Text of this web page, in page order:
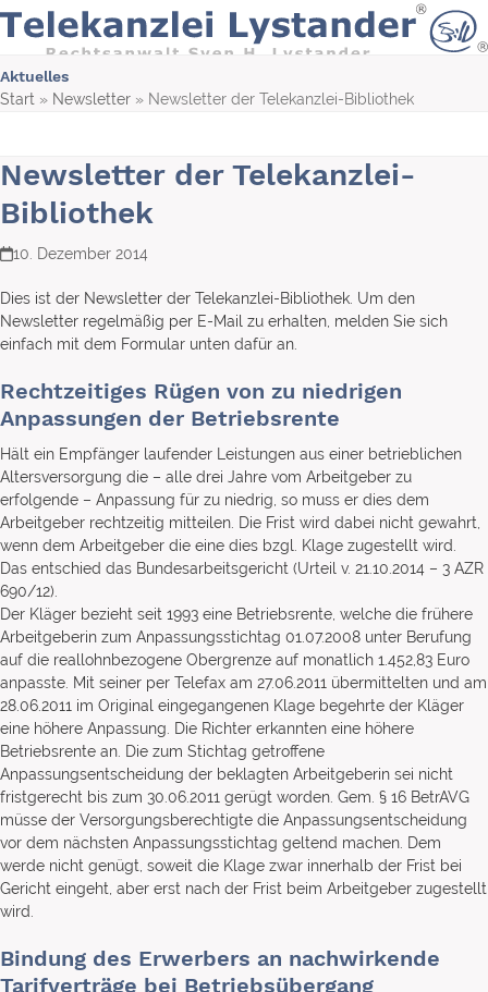
Skip
content
Aktuelles
Start » Newsletter » Newsletter der Telekanzlei-Bibliothek
Newsletter der Telekanzlei-
Bibliothek
10. Dezember 2014
Dies ist der Newsletter der Telekanzlei-Bibliothek. Um den
Newsletter regelmäßig per E-Mail zu erhalten, melden Sie sich
einfach mit dem Formular unten dafür an.
Rechtzeitiges Rügen von zu niedrigen
Anpassungen der Betriebsrente
Hält ein Empfänger laufender Leistungen aus einer betrieblichen
Altersversorgung die – alle drei Jahre vom Arbeitgeber zu
erfolgende – Anpassung für zu niedrig, so muss er dies dem
Arbeitgeber rechtzeitig mitteilen. Die Frist wird dabei nicht gewahrt,
wenn dem Arbeitgeber die eine dies bzgl. Klage zugestellt wird.
Das entschied das Bundesarbeitsgericht (Urteil v. 21.10.2014 – 3 AZR
690/12).
Der Kläger bezieht seit 1993 eine Betriebsrente, welche die frühere
Arbeitgeberin zum Anpassungsstichtag 01.07.2008 unter Berufung
auf die reallohnbezogene Obergrenze auf monatlich 1.452,83 Euro
anpasste. Mit seiner per Telefax am 27.06.2011 übermittelten und am
28.06.2011 im Original eingegangenen Klage begehrte der Kläger
eine höhere Anpassung. Die Richter erkannten eine höhere
Betriebsrente an. Die zum Stichtag getroffene
Anpassungsentscheidung der beklagten Arbeitgeberin sei nicht
fristgerecht bis zum 30.06.2011 gerügt worden. Gem. § 16 BetrAVG
müsse der Versorgungsberechtigte die Anpassungsentscheidung
vor dem nächsten Anpassungsstichtag geltend machen. Dem
werde nicht genügt, soweit die Klage zwar innerhalb der Frist bei
Gericht eingeht, aber erst nach der Frist beim Arbeitgeber zugestellt
wird.
Bindung des Erwerbers an nachwirkende
Tarifverträge bei Betriebsübergang